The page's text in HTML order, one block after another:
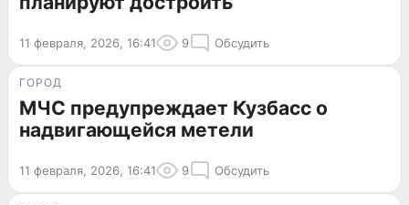
11 февраля, 2026, 16:41 9 Обсудить
ГОРОД
МЧС предупреждает Кузбасс о
надвигающейся метели
11 февраля, 2026, 16:41 9 Обсудить